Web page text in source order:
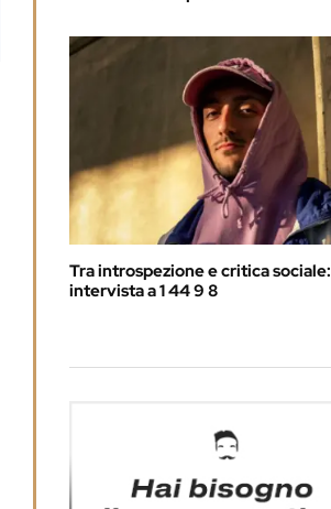
Tra introspezione e critica sociale:
intervista a 1 44 9 8